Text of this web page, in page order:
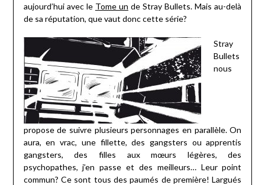
aujourd’hui avec le Tome un de Stray Bullets. Mais au-delà
de sa réputation, que vaut donc cette série?
Stray
Bullets
nous
propose de suivre plusieurs personnages en parallèle. On
aura, en vrac, une fillette, des gangsters ou apprentis
gangsters, des filles aux mœurs légères, des
psychopathes, j’en passe et des meilleurs… Leur point
commun? Ce sont tous des paumés de première! Largués